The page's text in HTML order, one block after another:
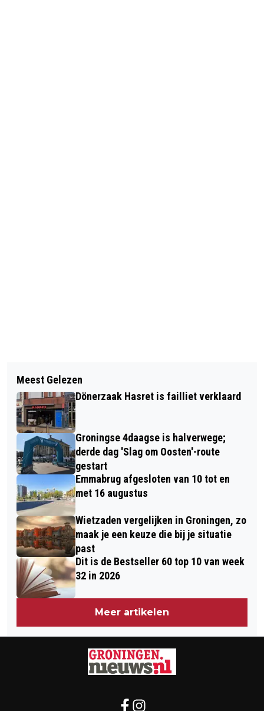
PROVINCIE GRONINGEN HIJST VANAF
NU JAARLIJKS VLAG TIJDENS KETI
KOTI
GEMEENTE GRONINGEN SELECTEERT
BPD VOOR REALISATIE
SPOORKWARTIER
Meest Gelezen
Dönerzaak Hasret is failliet verklaard
Groningse 4daagse is halverwege;
derde dag 'Slag om Oosten'-route
gestart
Emmabrug afgesloten van 10 tot en
met 16 augustus
Wietzaden vergelijken in Groningen, zo
maak je een keuze die bij je situatie
past
Dit is de Bestseller 60 top 10 van week
32 in 2026
Meer artikelen